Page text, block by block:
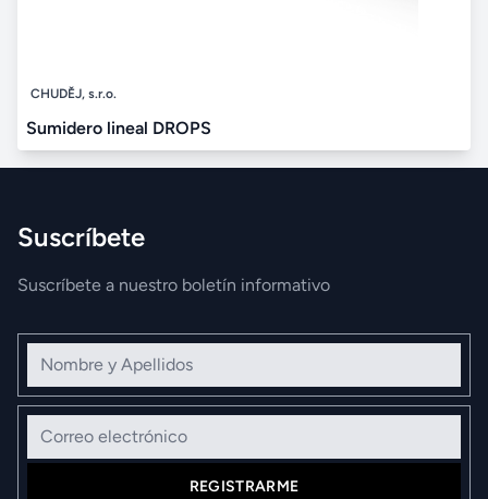
CHUDĚJ, s.r.o.
Sumidero lineal DROPS
Suscríbete
Suscríbete a nuestro boletín informativo
Nombre y Apellidos
Correo electrónico
REGISTRARME